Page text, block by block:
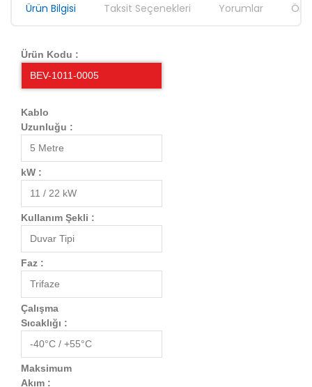
Ürün Bilgisi Taksit Seçenekleri Yorumlar
Ürün Kodu :
BEV-1011-0005
Kablo
Uzunluğu :
5 Metre
kW :
11 / 22 kW
Kullanım Şekli :
Duvar Tipi
Faz :
Trifaze
Çalışma
Sıcaklığı :
-40°C / +55°C
Maksimum
Akım :